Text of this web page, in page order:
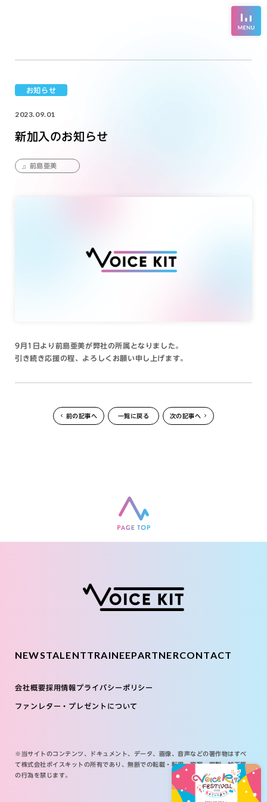
お知らせ
2023.09.01
新加入のお知らせ
前島亜美
9月1日より前島亜美が弊社の所属となりました。
引き続き応援の程、よろしくお願い申し上げます。
前の記事へ 一覧に戻る 次の記事へ
NEWSTALENTTRAINEEPARTNERCONTACT
会社概要採用情報プライバシーポリシー
ファンレター・プレゼントについて
※当サイトのコンテンツ、ドキュメント、データ、画像、音声などの著作物はすべ
て株式会社ボイスキットの所有であり、無断での転載・転用・複写・複製・加工等
の行為を禁じます。